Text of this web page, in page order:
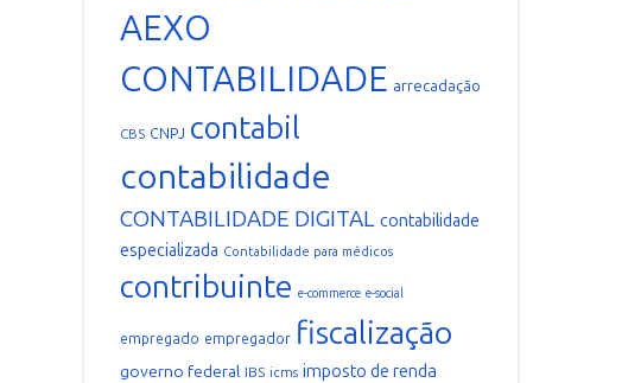
AEXO
CONTABILIDADE arrecadação
CBS CNPJ contabil
contabilidade
CONTABILIDADE DIGITAL contabilidade
especializada Contabilidade para médicos
contribuinte e-commerce e-social
empregado empregador fiscalização
governo federal IBS icms imposto de renda